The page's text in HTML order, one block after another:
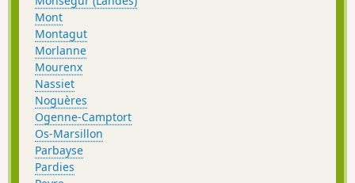
Mont
Montagut
Morlanne
Mourenx
Nassiet
Noguères
Ogenne-Camptort
Os-Marsillon
Parbayse
Pardies